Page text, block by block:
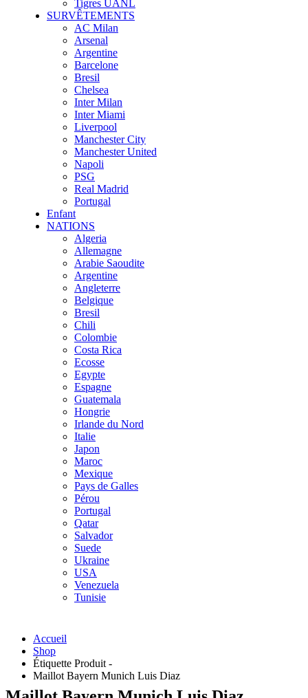
Tigres UANL
SURVÊTEMENTS
AC Milan
Arsenal
Argentine
Barcelone
Bresil
Chelsea
Inter Milan
Inter Miami
Liverpool
Manchester City
Manchester United
Napoli
PSG
Real Madrid
Portugal
Enfant
NATIONS
Algeria
Allemagne
Arabie Saoudite
Argentine
Angleterre
Belgique
Bresil
Chili
Colombie
Costa Rica
Ecosse
Egypte
Espagne
Guatemala
Hongrie
Irlande du Nord
Italie
Japon
Maroc
Mexique
Pays de Galles
Pérou
Portugal
Qatar
Salvador
Suede
Ukraine
USA
Venezuela
Tunisie
Accueil
Shop
Étiquette Produit -
Maillot Bayern Munich Luis Diaz